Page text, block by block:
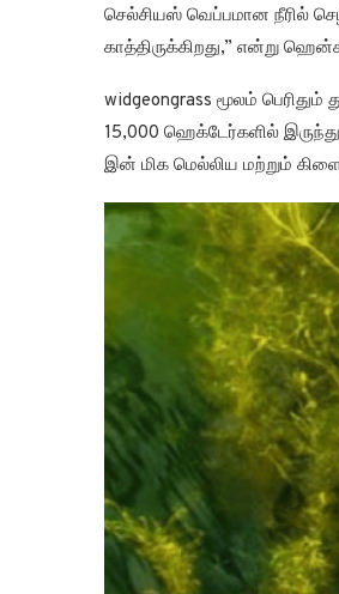
செல்சியஸ் வெப்பமான நீரில்
காத்திருக்கிறது,” என்று
widgeongrass மூலம்
15,000 ஹெக்டேர்களில்
இன் மிக மெல்லிய மற்றும்